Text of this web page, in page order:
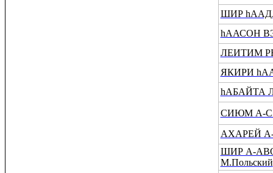
ШИР
hААСОН
ЛЕИТИМ
ЯКИРИ
hАБАЙТА
СИЮМ А-
АХАРЕЙ
ШИР А-
М.Польский